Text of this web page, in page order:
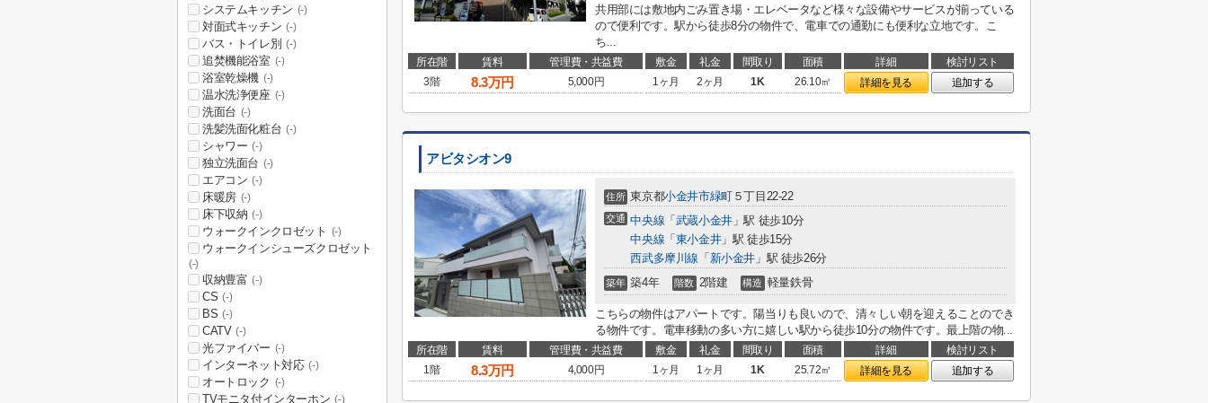
共用部には敷地内ごみ置き場・エレベータなど様々な設備やサービスが揃っている
ので便利です。駅から徒歩8分の物件で、電車での通勤にも便利な立地です。こ
ち...
所在階 賃料 管理費・共益費 敷金 礼金 間取り 面積 詳細
検討リスト
3階
8.3万円 5,000円 1ヶ月 2ヶ月 1K 26.10㎡ 詳細を見る 追加する
アビタシオン9
住所 東京都小金井市緑町５丁目22-22
交通 中央線 「 武蔵小金井」駅 徒歩10分
中央線 「 東小金井」駅 徒歩15分
西武多摩川線 「 新小金井 」駅 徒歩26分
築年 築4年 階数 2階建 構造 軽量鉄骨
こちらの物件はアパートです。陽当りも良いので、清々しい朝を迎えることのでき
る物件です。電車移動の多い方に嬉しい駅から徒歩10分の物件です。最上階の物...
所在階 賃料 管理費・共益費 敷金 礼金 間取り 面積 詳細
検討リスト
1階
8.3万円 4,000円 1ヶ月 1ヶ月 1K 25.72㎡ 詳細を見る 追加する
システムキッチン (-)
対面式キッチン (-)
バス・トイレ別 (-)
追焚機能浴室 (-)
浴室乾燥機 (-)
温水洗浄便座 (-)
洗面台 (-)
洗髪洗面化粧台 (-)
シャワー (-)
独立洗面台 (-)
エアコン (-)
床暖房 (-)
床下収納 (-)
ウォークインクロゼット (-)
ウォークインシューズクロゼット
(-)
収納豊富 (-)
CS (-)
BS (-)
CATV (-)
光ファイバー (-)
インターネット対応 (-)
オートロック (-)
TVモニタ付インターホン (-)